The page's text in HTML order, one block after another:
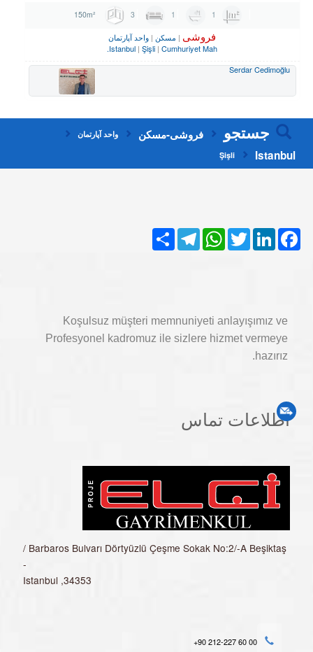
3 1 1
فروشی مسکن واحد آپارتمان
Istanbul Şişli Cumhuriyet Mah.
Serdar Cedimoğlu
جستجو فروشی-مسکن واحد آپارتمان
Istanbul
Şişli
Koşulsuz müşteri memnuniyeti anlayışımız ve
Profesyonel kadromuz ile sizlere hizmet vermeye
hazırız.
اطلاعات تماس
Barbaros Bulvarı Dörtyüzlü Çeşme Sokak No:2/-A Beşiktaş /
-
34353, Istanbul
+90 212-227 60 00
Facebook
LinkedIn
Twitter
WhatsApp
Telegram
Share